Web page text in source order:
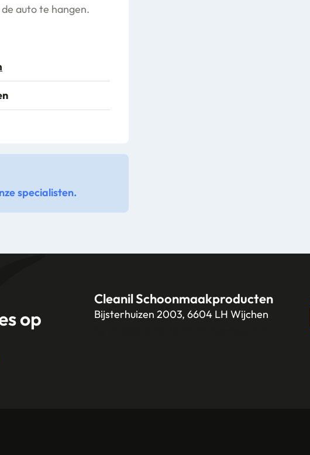
auto te hangen.
specialisten.
op
Cleanil Schoonmaakproducten
Bijsterhuizen 2003, 6604 LH Wijchen